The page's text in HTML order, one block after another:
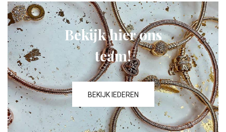
Bekijk hier ons
team!
BEKIJK IEDEREN